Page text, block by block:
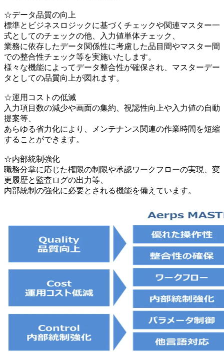
☆データ品質の向上
標準とビジネスロジックに基づくチェックや関連マスター一
式としてのチェックの他、入力値単体チェック、
業務に依存したデータ関係性に考慮した品⽬間やマスター間
での整合性チェック等を実施いたします。
様々な機能によってデータ整合性が確保され、マスターデー
タとしての品質向上が図れます。
☆運⽤コストの低減
入力項目数の減少や画⾯の集約、視認性向上や入力値の自動
提案等、
あらゆる省力化により、メンテナンス関連の作業時間を短縮
することができます。
☆内部統制強化
職務分掌に応じた権限の制限や承認ワークフローの実現、変
更履歴と監査ログの出力等、
内部統制の強化に必要とされる機能を備えています。